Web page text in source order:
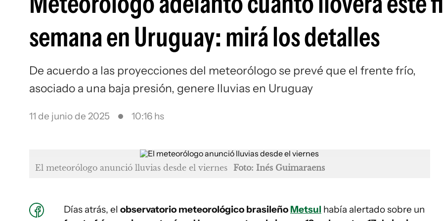
semana en Uruguay: mirá los detalles
De acuerdo a las proyecciones del meteorólogo se prevé que el frente frío,
asociado a una baja presión, genere lluvias en Uruguay
11 de junio de 2025 10:16 hs
El meteorólogo anunció lluvias desde el viernes Foto: Inés Guimaraens
Días atrás, el observatorio meteorológico brasileño Metsul había alertado sobre un